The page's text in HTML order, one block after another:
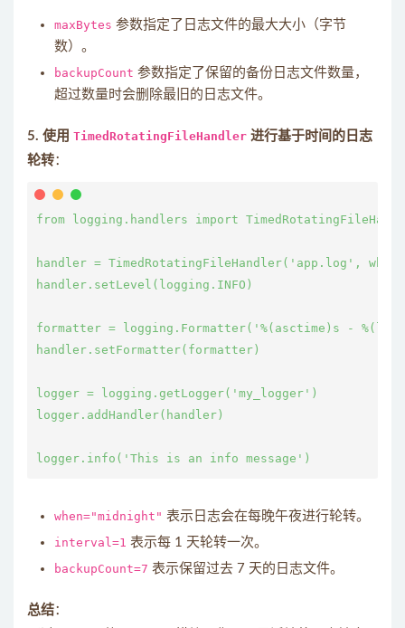
maxBytes 参数指定了日志文件的最大大小（字节
数）。
backupCount 参数指定了保留的备份日志文件数量，
超过数量时会删除最旧的日志文件。
5. 使用 TimedRotatingFileHandler 进行基于时间的日志
轮转：
from logging.handlers import
handler = TimedRotatingFileHandler('app.log',
handler.setLevel(logging.INFO)
formatter = logging.Formatter('%(asctime)s -
handler.setFormatter(formatter)
logger = logging.getLogger('my_logger')
logger.addHandler(handler)
when="midnight" 表示日志会在每晚午夜进行轮转。
interval=1 表示每 1 天轮转一次。
backupCount=7 表示保留过去 7 天的日志文件。
总结：